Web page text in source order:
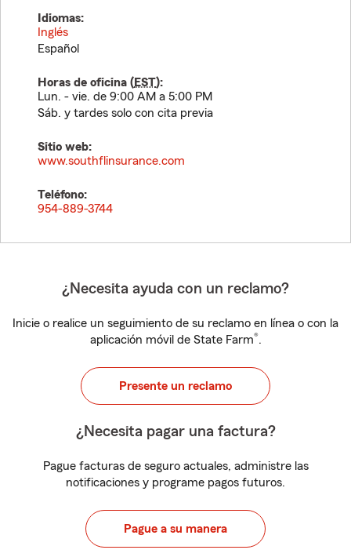
Idiomas:
Inglés
Español
Horas de oficina (EST):
Lun. - vie. de 9:00 AM a 5:00 PM
Sáb. y tardes solo con cita previa
Sitio web:
www.southflinsurance.com
Teléfono:
954-889-3744
¿Necesita ayuda con un reclamo?
Inicie o realice un seguimiento de su reclamo en línea o con la
aplicación móvil de State Farm®.
Presente un reclamo
¿Necesita pagar una factura?
Pague facturas de seguro actuales, administre las
notificaciones y programe pagos futuros.
Pague a su manera